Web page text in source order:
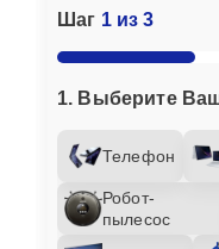
Шаг 1 из 3
1. Выберите
Телефон
Робот-
пылесос